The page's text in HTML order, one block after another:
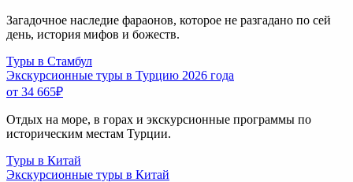
Загадочное наследие фараонов, которое не разгадано по сей
день, история мифов и божеств.
Туры в Стамбул
Экскурсионные туры в Турцию 2026 года
от 34 665₽
Отдых на море, в горах и экскурсионные программы по
историческим местам Турции.
Туры в Китай
Экскурсионные туры в Китай